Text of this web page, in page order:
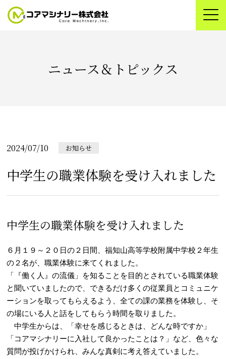
ニュース＆トピックス
2024/07/10 お知らせ
中学生の職業体験を受け入れました
中学生の職業体験を受け入れました
６月１９～２０日の２日間、福知山高等学校附属中学校２年生
の２名が、職業体験に来てくれました。
「『働く人』の流儀」を知ることを目的とされている職業体験
と聞いていましたので、できるだけ多くの従業員とコミュニケ
ーションを取ってもらえるよう、全ての課の業務を体験し、そ
の場にいる人と話をしてもらう時間を取りました。
中学生からは、「幸せを感じるときは、どんな時ですか」
「コアマシナリーに入社して良かったことは？」など、色々な
質問が投げかけられ、みんな真剣に考え答えていました。